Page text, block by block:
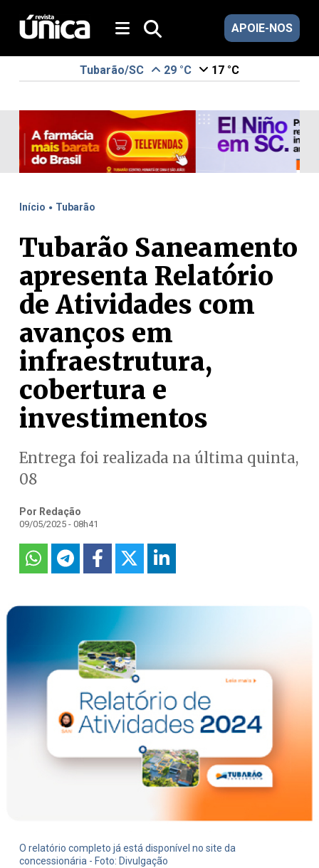
APOIE-NOS
Tubarão/SC 29 °C 17 °C
Início . Tubarão
Tubarão Saneamento
apresenta Relatório
de Atividades com
avanços em
infraestrutura,
cobertura e
investimentos
Entrega foi realizada na última quinta,
08
Por Redação
09/05/2025 - 08h41
O relatório completo já está disponível no site da
concessionária - Foto: Divulgação